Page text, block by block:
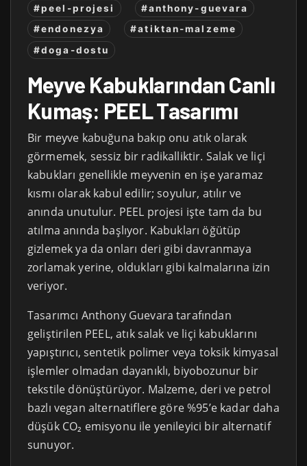
#peel-projesi
#anthony-guevara
#endonezya
#atiktan-malzeme
#doga-dostu
Meyve Kabuklarından Canlı
Kumaş: PEEL Tasarımı
Bir meyve kabuğuna bakıp onu atık olarak
görmemek, sessiz bir radikalliktir. Salak ve liçi
kabukları genellikle meyvenin en işe yaramaz
kısmı olarak kabul edilir; soyulur, atılır ve
anında unutulur. PEEL projesi işte tam da bu
atılma anında başlıyor. Kabukları öğütüp
gizlemek ya da onları deri gibi davranmaya
zorlamak yerine, oldukları gibi kalmalarına izin
veriyor.
Tasarımcı Anthony Guevara tarafından
geliştirilen PEEL, atık salak ve liçi kabuklarını
yapıştırıcı, sentetik polimer veya toksik kimyasal
işlemler olmadan dayanıklı, biyobozunur bir
tekstile dönüştürüyor. Malzeme, deri ve petrol
bazlı vegan alternatiflere göre %95’e kadar daha
düşük CO₂ emisyonu ile yenileyici bir alternatif
sunuyor.